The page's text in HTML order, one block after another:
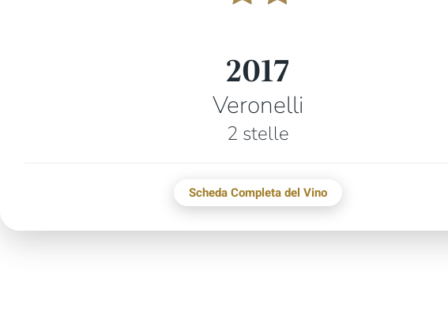
2017
Veronelli
2 stelle
Scheda Completa del Vino